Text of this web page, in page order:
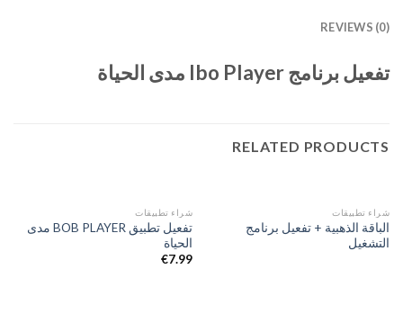
REVIEWS (0)
تفعيل برنامج Ibo Player مدى الحياة
RELATED PRODUCTS
شراء تطبيقات
الباقة الذهبية + تفعيل برنامج
التشغيل
شراء تطبيقات
تفعيل تطبيق BOB PLAYER مدى
الحياة
€7.99